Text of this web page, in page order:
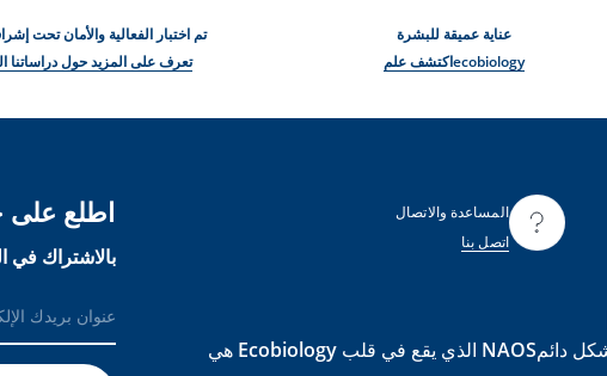
عناية عميقة للبشرة
ecobiologyاكتشف علم
تم اختبار الفعالية والأمان تحت
تعرف على المزيد حول دراساتنا
المساعدة والاتصال
اتصل بنا
اطلع على
بالاشتراك في
لرعاية النظام البيئي للبشرة و الحفاظ على صحتها بشكل دائمNAOS الذي يقع في قلب Ecobiology هي